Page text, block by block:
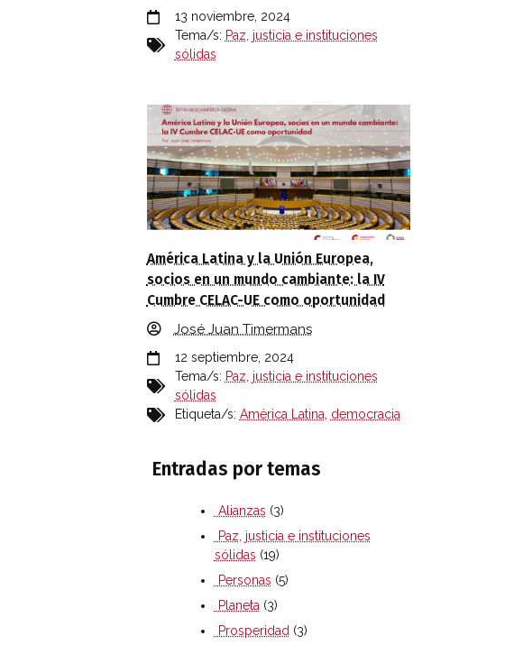
13 noviembre, 2024
Tema/s: Paz, justicia e instituciones
sólidas
América Latina y la Unión Europea,
socios en un mundo cambiante: la IV
Cumbre CELAC-UE como oportunidad
José Juan Timermans
12 septiembre, 2024
Tema/s: Paz, justicia e instituciones
sólidas
Etiqueta/s: América Latina democracia
Entradas por temas
Alianzas (3)
Paz, justicia e instituciones
sólidas (19)
Personas (5)
Planeta (3)
Prosperidad (3)